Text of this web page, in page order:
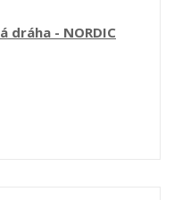
dráha - NORDIC